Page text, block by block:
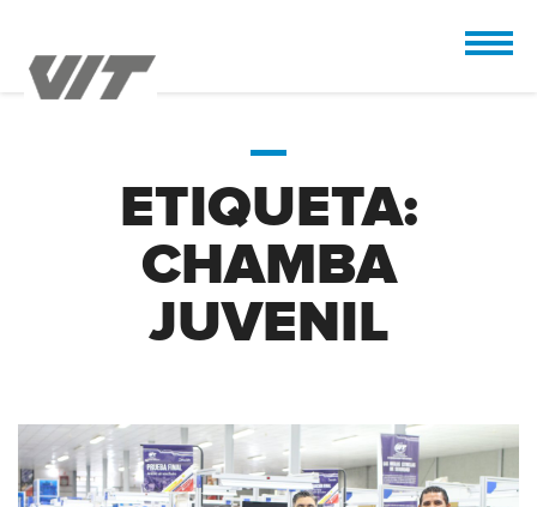
ETIQUETA:
CHAMBA
JUVENIL